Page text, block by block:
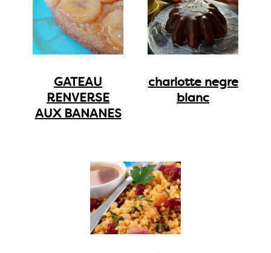
GATEAU
RENVERSE
AUX BANANES
charlotte negre
blanc